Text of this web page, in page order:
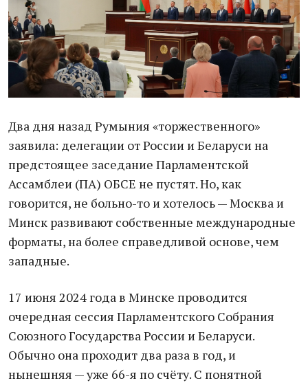
Два дня назад Румыния «торжественного»
заявила: делегации от России и Беларуси на
предстоящее заседание Парламентской
Ассамблеи (ПА) ОБСЕ не пустят. Но, как
говорится, не больно-то и хотелось — Москва и
Минск развивают собственные международные
форматы, на более справедливой основе, чем
западные.
17 июня 2024 года в Минске проводится
очередная сессия Парламентского Собрания
Союзного Государства России и Беларуси.
Обычно она проходит два раза в год, и
нынешняя — уже 66-я по счёту. С понятной